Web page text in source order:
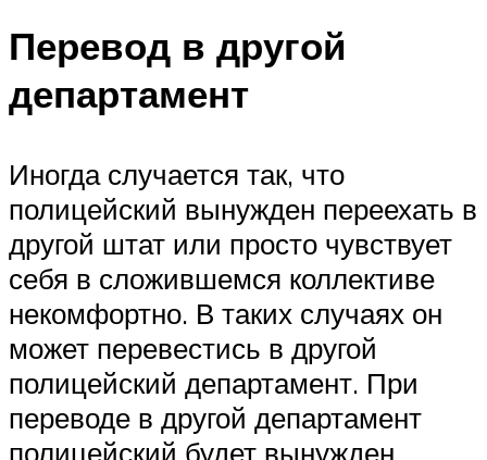
Перевод в другой
департамент
Иногда случается так, что
полицейский вынужден переехать в
другой штат или просто чувствует
себя в сложившемся коллективе
некомфортно. В таких случаях он
может перевестись в другой
полицейский департамент. При
переводе в другой департамент
полицейский будет вынужден